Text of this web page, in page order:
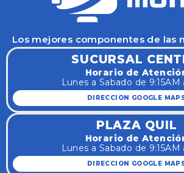
Los mejores componentes de las
SUCURSAL
Horario de
Lunes a Sabado de 9:15AM
DIRECCION GOOGLE
PLAZA QUIL
Horario de
Lunes a Sabado de 9:15AM
DIRECCION GOOGLE